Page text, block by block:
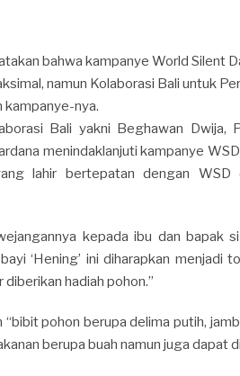
bahwa kampanye World Silent
namun Kolaborasi Bali untuk
nya.
Bali yakni Beghawan Dwija,
menindaklanjuti kampanye
lahir bertepatan dengan WSD
kepada ibu dan bapak
‘Hening’ ini diharapkan menjadi
diberikan hadiah pohon.”
pohon berupa delima putih,
berupa buah namun juga dapat